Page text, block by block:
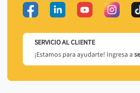
SERVICIO AL CLIENTE
¡Estamos para ayudarte! Ingresa a